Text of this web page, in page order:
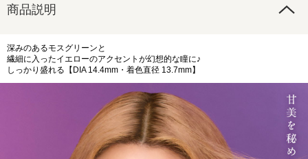
商品説明
深みのあるモスグリーンと
繊細に入ったイエローのアクセントが幻想的な瞳に♪
しっかり盛れる【DIA 14.4mm・着色直径 13.7mm】